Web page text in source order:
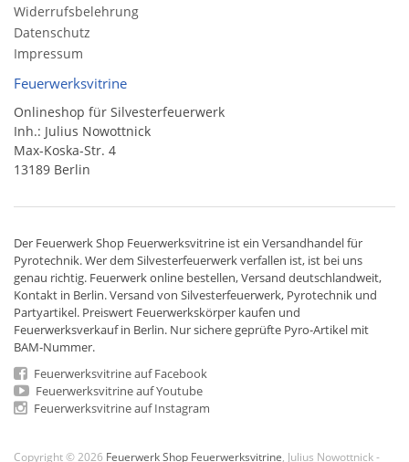
Widerrufsbelehrung
Datenschutz
Impressum
Feuerwerksvitrine
Onlineshop für Silvesterfeuerwerk
Inh.: Julius Nowottnick
Max-Koska-Str. 4
13189 Berlin
Der Feuerwerk Shop Feuerwerksvitrine ist ein Versandhandelfür
Pyrotechnik. Wer dem Silvesterfeuerwerk verfallen ist, ist bei uns
genau richtig. Feuerwerk online bestellen,Versand deutschlandweit,
Kontakt in Berlin. Versand von Silvesterfeuerwerk, Pyrotechnik und
Partyartikel. Preiswert Feuerwerkskörper kaufen und
Feuerwerksverkauf in Berlin. Nur sichere geprüfte Pyro-Artikel mit
BAM-Nummer.
Feuerwerksvitrine auf Facebook
Feuerwerksvitrine auf Youtube
Feuerwerksvitrine auf Instagram
Copyright © 2026 Feuerwerk Shop Feuerwerksvitrine , Julius Nowottnick -